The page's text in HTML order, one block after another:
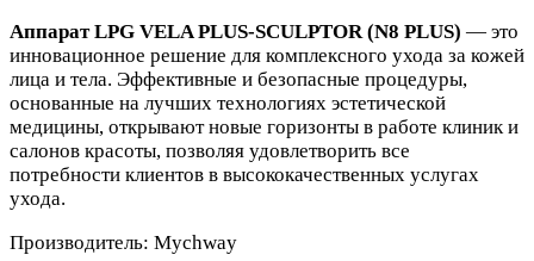
Аппарат LPG VELA PLUS-SCULPTOR (N8 PLUS) — это
инновационное решение для комплексного ухода за кожей
лица и тела. Эффективные и безопасные процедуры,
основанные на лучших технологиях эстетической
медицины, открывают новые горизонты в работе клиник и
салонов красоты, позволяя удовлетворить все
потребности клиентов в высококачественных услугах
ухода.
Производитель: Mychway